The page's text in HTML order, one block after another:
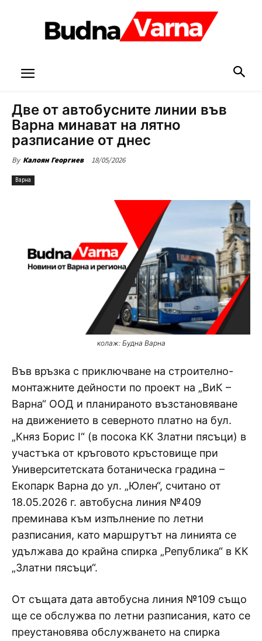
Две от автобусните линии във
Варна минават на лятно
разписание от днес
By Калоян Георгиев 18/05/2026
Варна
колаж: Будна Варна
Във връзка с приключване на строително-
монтажните дейности по проект на „ВиК –
Варна“ ООД и планираното възстановяване
на движението в северното платно на бул.
„Княз Борис I“ (в посока КК Златни пясъци) в
участъка от кръговото кръстовище при
Университетската ботаническа градина –
Екопарк Варна до ул. „Юлен“, считано от
18.05.2026 г. автобусна линия №409
преминава към изпълнение по летни
разписания, като маршрутът на линията се
удължава до крайна спирка „Република“ в КК
„Златни пясъци“.
От същата дата автобусна линия №109 също
ще се обслужва по летни разписания, като се
преустановява обслужването на спирка